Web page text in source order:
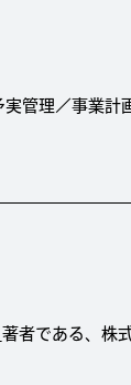
管理／事業計画
著者である、株